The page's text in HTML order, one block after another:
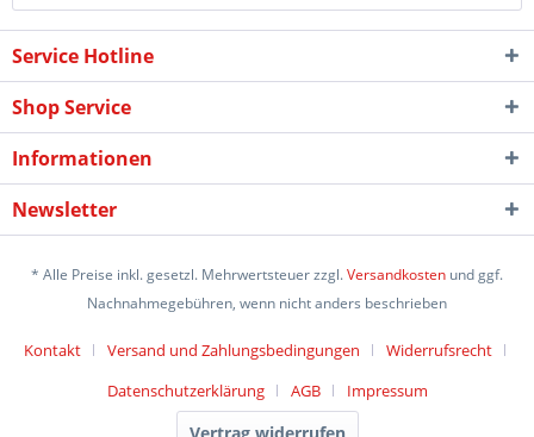
Service Hotline
Shop Service
Informationen
Newsletter
* Alle Preise inkl. gesetzl. Mehrwertsteuer zzgl.Versandkosten und ggf.
Nachnahmegebühren, wenn nicht anders beschrieben
Kontakt Versand und Zahlungsbedingungen
Widerrufsrecht
Datenschutzerklärung
AGB Impressum